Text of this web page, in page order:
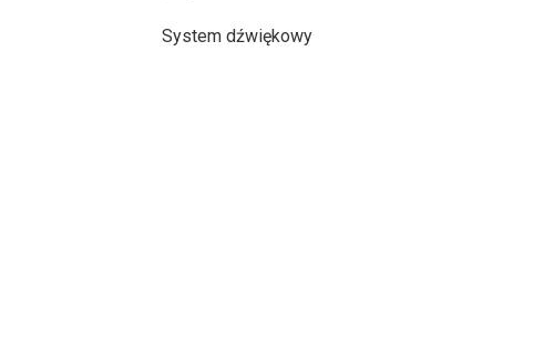
System dźwiękowy